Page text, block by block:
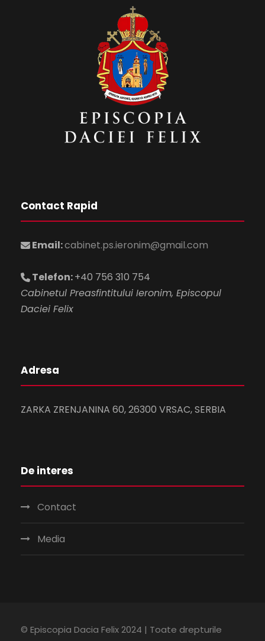
Contact Rapid
Email:cabinet.ps.ieronim@gmail.com
Telefon:+40 756 310 754
Cabinetul Preasfintitului Ieronim, Episcopul
Daciei Felix
Adresa
ZARKA ZRENJANINA 60, 26300 VRSAC, SERBIA
De interes
Contact
Media
© Episcopia Dacia Felix 2024 | Toate drepturile